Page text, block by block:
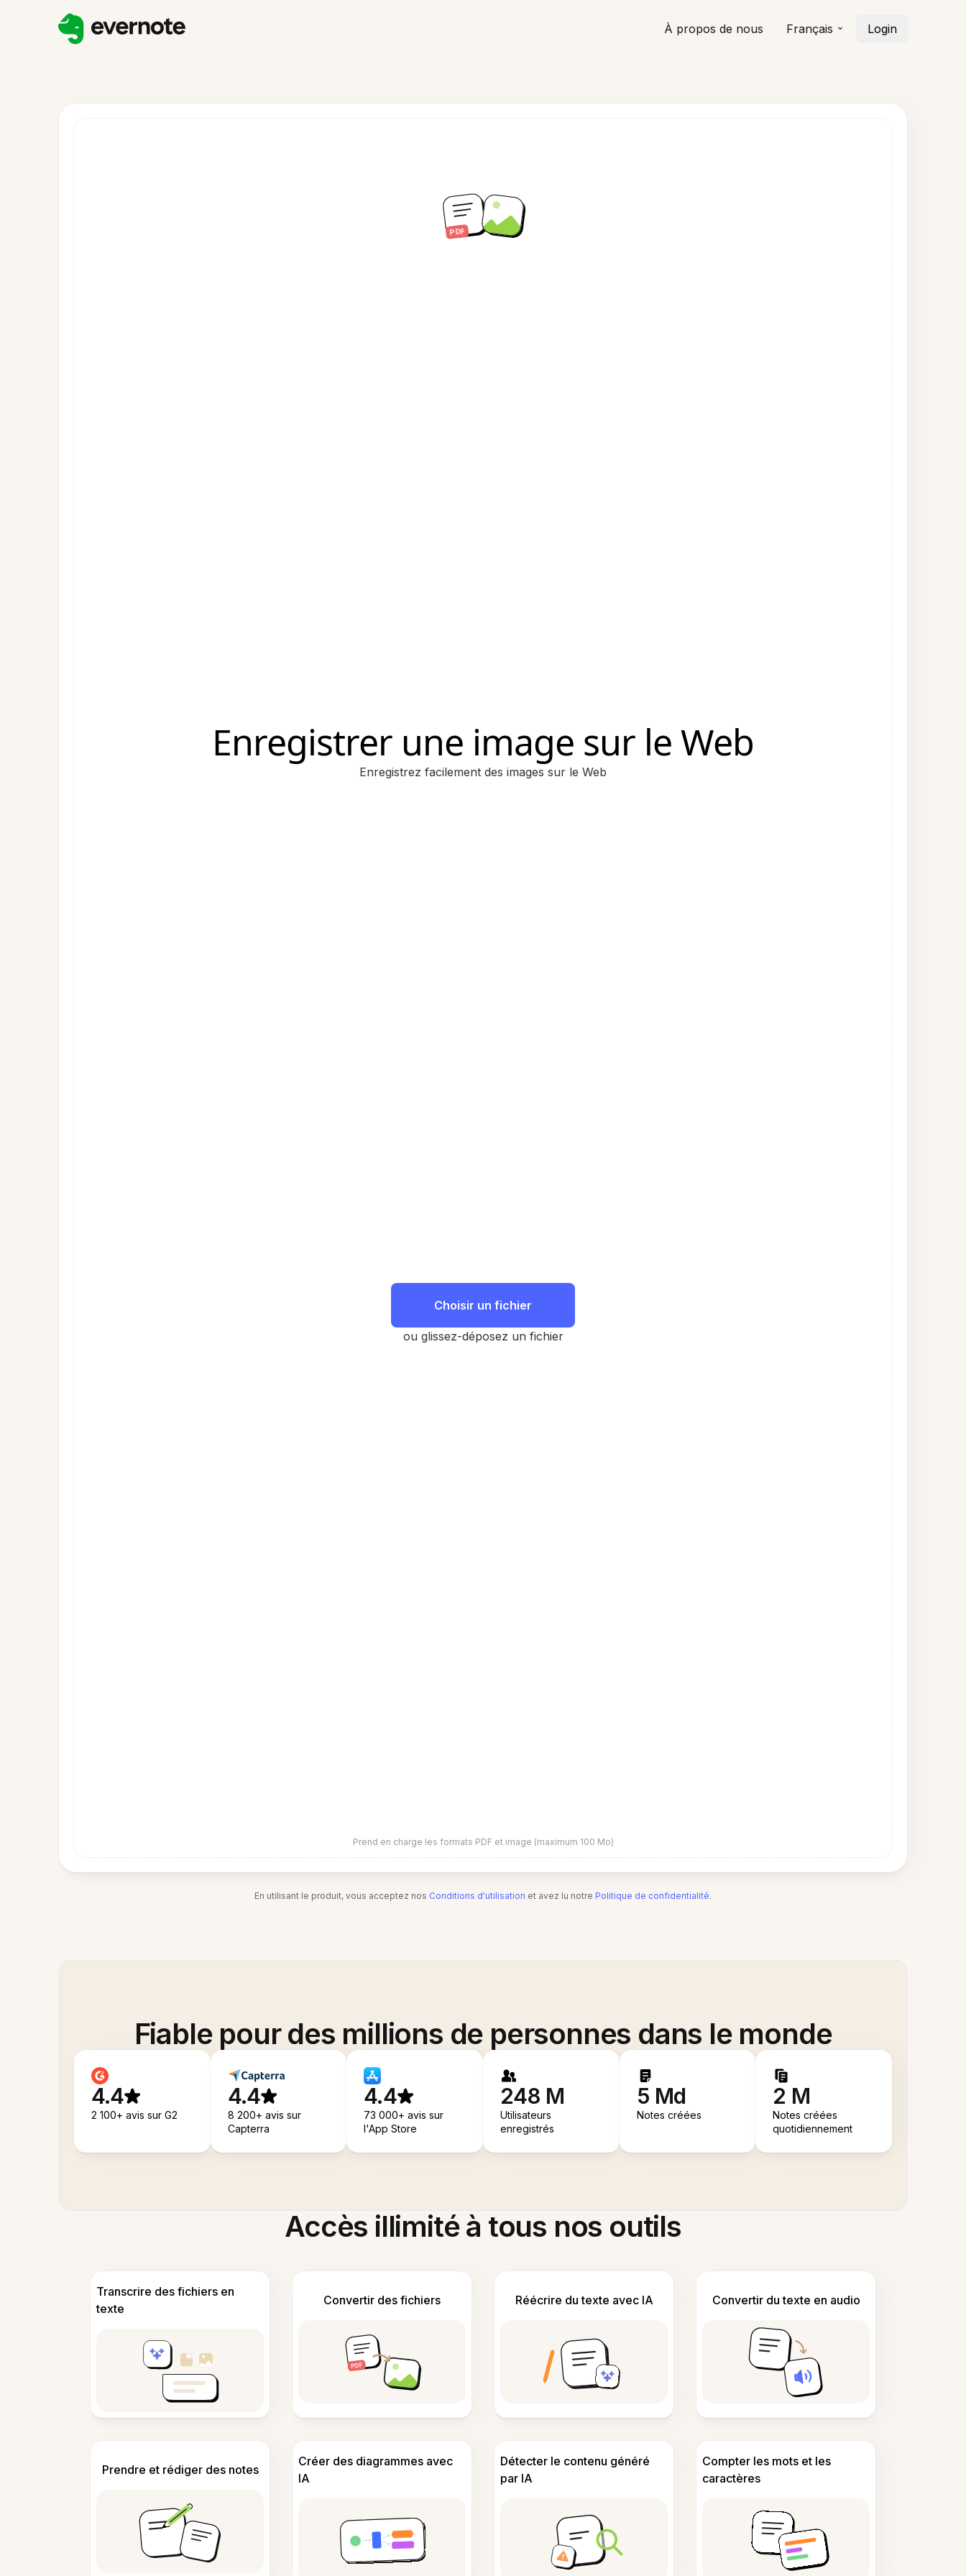
À propos de nous Français Login
Enregistrer une image sur le Web
Enregistrez facilement des images sur le Web
Choisir un fichier
ou glissez-déposez un fichier
Prend en charge les formats PDF et image (maximum 100 Mo)
En utilisant le produit, vous acceptez nos Conditions d'utilisation et avez lu notre Politique de confidentialité.
Fiable pour des millions de personnes dans le monde
4.4
2 100+ avis sur G2
4.4
8 200+ avis sur
Capterra
4.4
73 000+ avis sur
l'App Store
248 M
Utilisateurs
enregistrés
5 Md
Notes créées
2 M
Notes créées
quotidiennement
Accès illimité à tous nos outils
Transcrire des fichiers en
texte
Convertir des fichiers Réécrire du texte avec IA Convertir du texte en audio
Prendre et rédiger des notes
Créer des diagrammes avec
IA
Détecter le contenu généré
par IA
Compter les mots et les
caractères